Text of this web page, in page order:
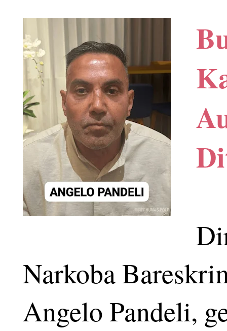
Firmansah juga
meningkatkan
kebersihan
(menguras,
mencegah
Narkoba
Angelo Pandeli,